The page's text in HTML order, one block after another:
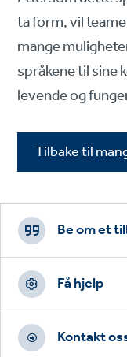
ta form, vil
mange
språkene til sine
levende og
Tilbake til
Footer
CTAs
Be om et
Få hjelp
Kontakt